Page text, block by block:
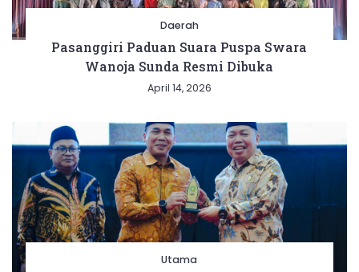
Daerah
Pasanggiri Paduan Suara Puspa Swara
Wanoja Sunda Resmi Dibuka
April 14, 2026
Utama